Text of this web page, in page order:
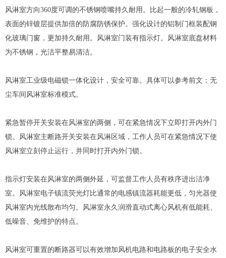
风淋室方向360度可调的不锈钢喷嘴持久耐用。比起一般的冷轧钢板，
表面的锌镀层提供加倍的防腐防锈保护。强化设计的铝制门框装配钢
化玻璃门窗，更加持久耐用。风淋室门装有指示灯。风淋室底盘材料
为不锈钢，光洁平整易清洁。
风淋室工业级电磁锁一体化设计，安全可靠。具体可以参考前文：无
尘车间风淋室标准模式。
紧急暂停开关安装在风淋室的两侧，可在紧急情况下立即打开内外门
锁。风淋室主断路开关安装在风淋区域，工作人员可在紧急情况下使
风淋室立刻停止运行，并同时打开内外门锁。
指示灯安装在风淋室的两侧外延，可监督工作人员有秩序进出洁净
室。风淋室电子镇流荧光灯比通常的电感镇流器耗能更低，匀光器使
风淋室内光线散布均匀。风淋室永久润滑直动式离心风机有低能耗、
低噪音、免维护的特点。
风淋室可重置的断路器可以有效增加风机电路和电路板的电子安全水